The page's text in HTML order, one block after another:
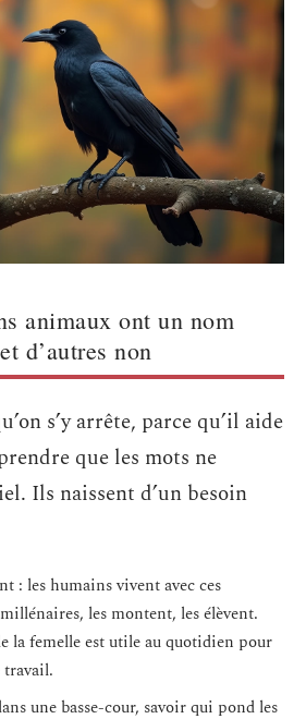
animaux ont un nom
d’autres non
s’y arrête, parce qu’il aide
que les mots ne
Ils naissent d’un besoin
: les humains vivent avec ces
les montent, les élèvent.
la femelle est utile au quotidien pour
une basse-cour, savoir qui pond les